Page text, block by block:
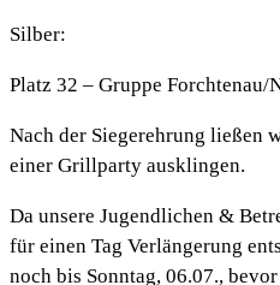
Silber:
Platz 32 – Gruppe Forchtenau/
Nach der Siegerehrung ließen
einer Grillparty ausklingen.
Da unsere Jugendlichen &
für einen Tag Verlängerung
noch bis Sonntag, 06.07.,